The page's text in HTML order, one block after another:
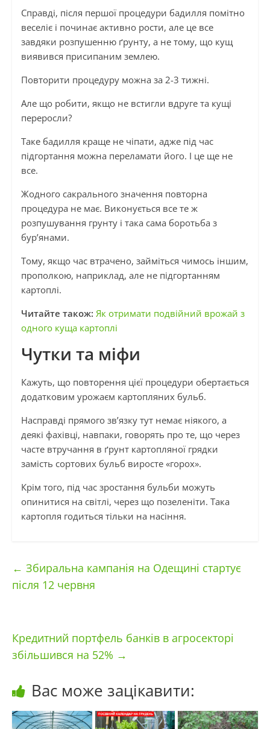
Справді, після першої процедури бадилля помітно
веселіє і починає активно рости, але це все
завдяки розпушенню ґрунту, а не тому, що кущ
виявився присипаним землею.
Повторити процедуру можна за 2-3 тижні.
Але що робити, якщо не встигли вдруге та кущі
переросли?
Таке бадилля краще не чіпати, адже під час
підгортання можна переламати його. І це ще не
все.
Жодного сакрального значення повторна
процедура не має. Виконується все те ж
розпушування грунту і така сама боротьба з
бур’янами.
Тому, якщо час втрачено, займіться чимось іншим,
прополкою, наприклад, але не підгортанням
картоплі.
Читайте також: Як отримати подвійний врожай з
одного куща картоплі
Чутки та міфи
Кажуть, що повторення цієї процедури обертається
додатковим урожаєм картопляних бульб.
Насправді прямого зв’язку тут немає ніякого, а
деякі фахівці, навпаки, говорять про те, що через
часте втручання в ґрунт картопляної грядки
замість сортових бульб виросте «горох».
Крім того, під час зростання бульби можуть
опинитися на світлі, через що позеленіти. Така
картопля годиться тільки на насіння.
← Збиральна кампанія на Одещині стартує
після 12 червня
Кредитний портфель банків в агросекторі
збільшився на 52% →
Вас може зацікавити: